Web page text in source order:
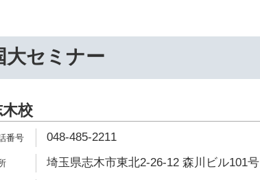
大セミナー
校
048-485-2211
埼玉県志木市東北2-26-12 森川ビル101号